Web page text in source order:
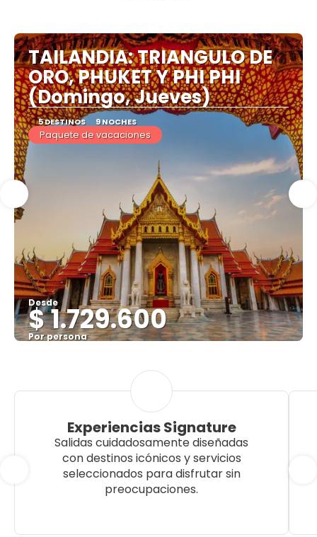
TAILANDIA: TRIANGULO DE
ORO, PHUKET Y PHI PHI
(Domingo, Jueves)
5 DESTINOS 9 NOCHES
Paquete de vacaciones
Desde
$ 1.729.600
Por persona
Experiencias Signature
Salidas cuidadosamente diseñadas
con destinos icónicos y servicios
seleccionados para disfrutar sin
preocupaciones.